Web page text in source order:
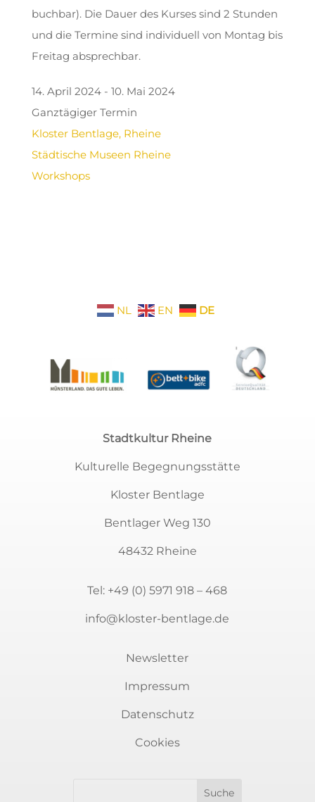
buchbar). Die Dauer des Kurses sind 2 Stunden
und die Termine sind individuell von Montag bis
Freitag absprechbar.
14. April 2024 - 10. Mai 2024
Ganztägiger Termin
Kloster Bentlage, Rheine
Städtische Museen Rheine
Workshops
NL EN DE
Stadtkultur Rheine
Kulturelle Begegnungsstätte
Kloster Bentlage
Bentlager Weg 130
48432 Rheine
Tel: +49 (0) 5971 918 – 468
info@kloster-bentlage.de
Newsletter
Impressum
Datenschutz
Cookies
melden Sie sich für unseren Newsletter an.